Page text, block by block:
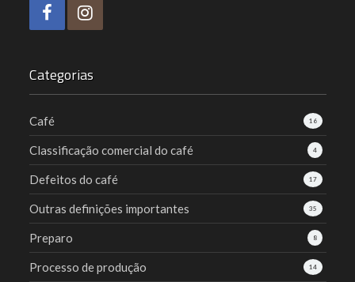
Categorias
16
Café
4
Classificação comercial do café
17
Defeitos do café
35
Outras definições importantes
8
Preparo
14
Processo de produção